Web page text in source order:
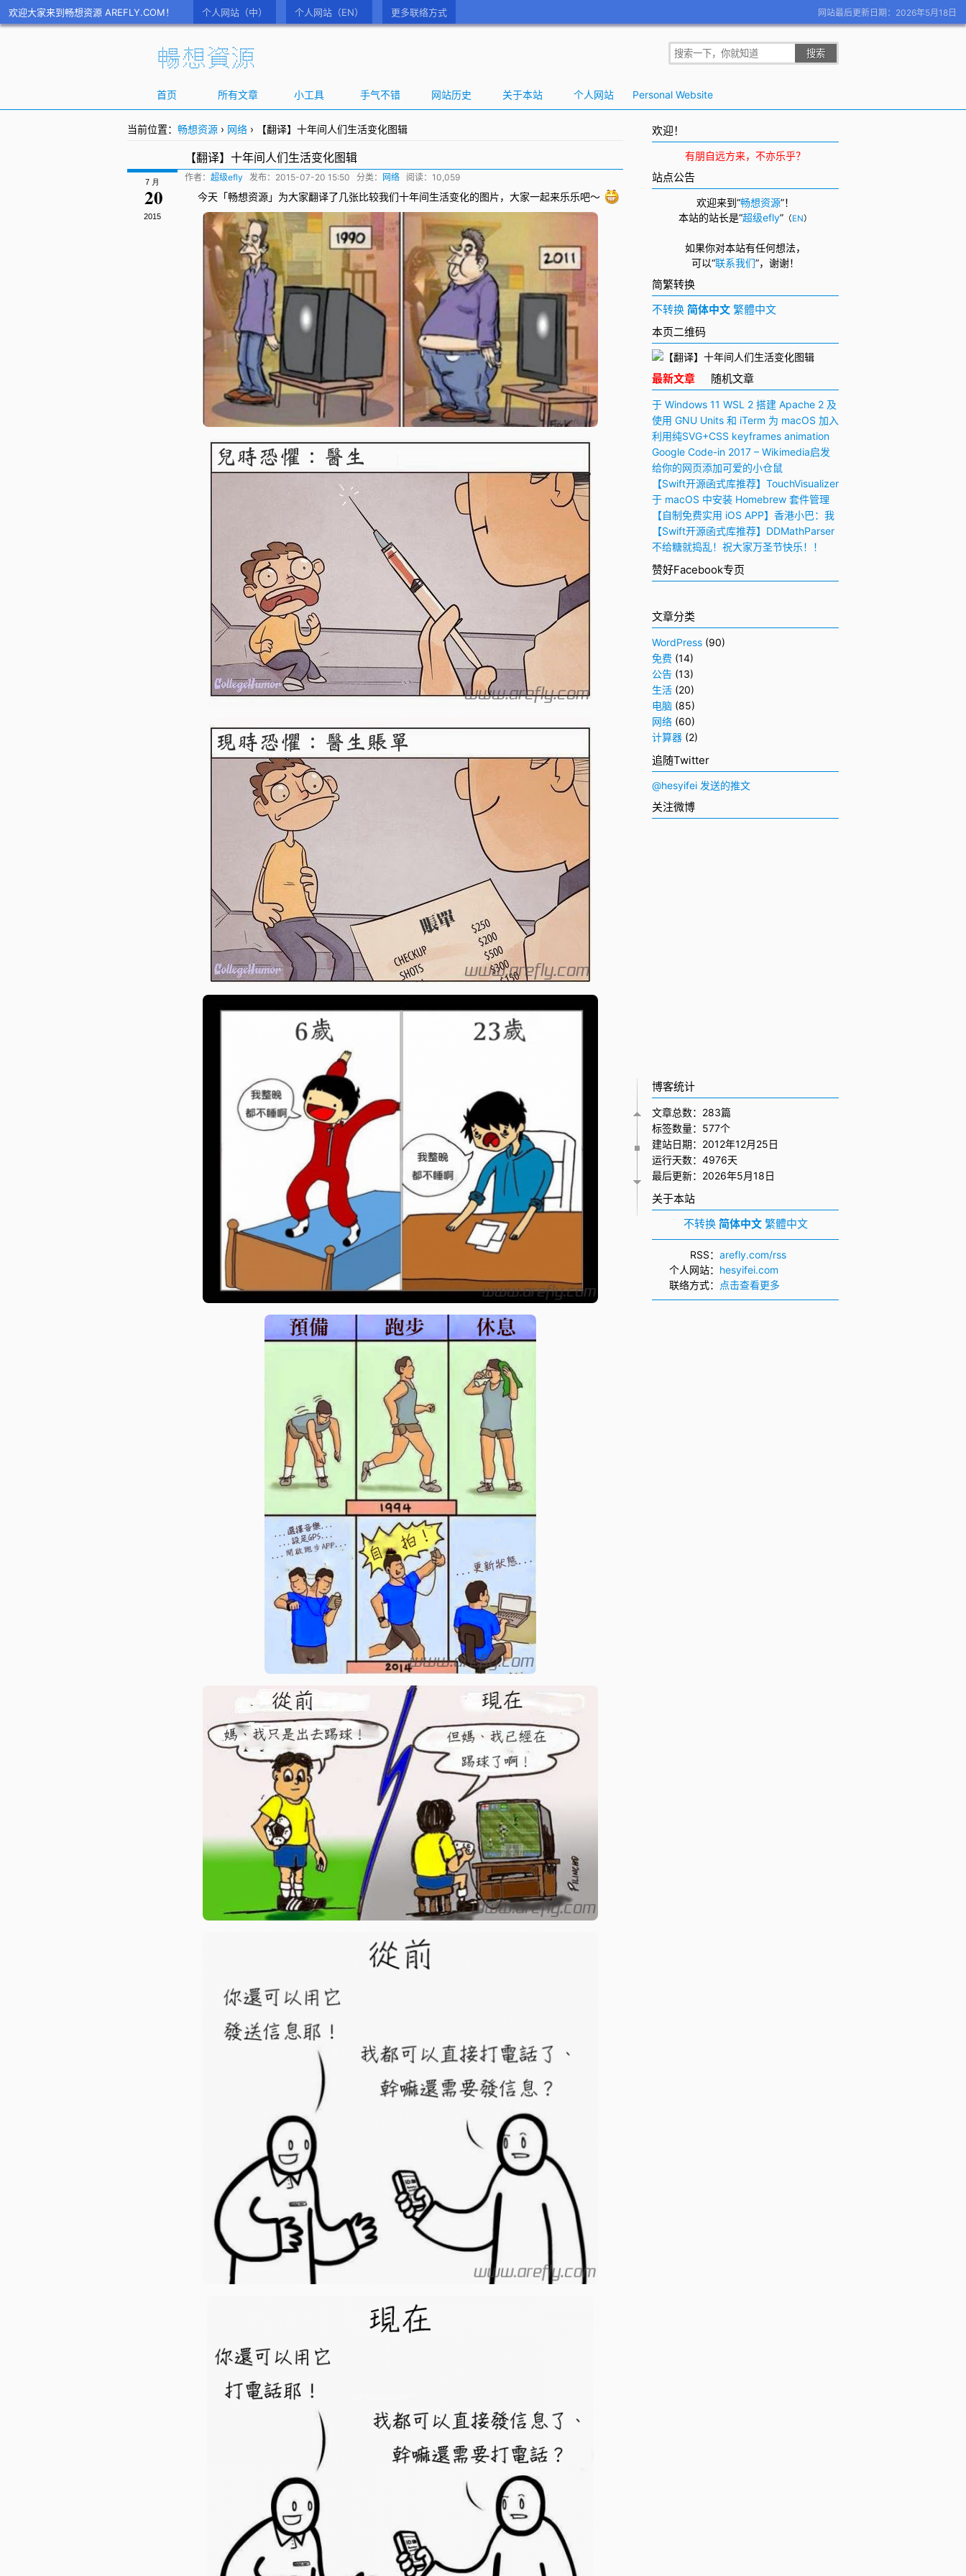
网站最后更新日期：2026年5月18日
欢迎大家来到畅想资源 AREFLY.COM！ 个人网站（中） 个人网站（EN） 更多联络方式
首页 所有文章 小工具 手气不错 网站历史 关于本站 个人网站 Personal Website
当前位置： 畅想资源 › 网络 › 【翻译】十年间人们生活变化图辑
【翻译】十年间人们生活变化图辑
7 月
20
2015
作者： 超级efly 发布： 2015-07-20 15:50 分类： 网络 阅读：10,059
今天「畅想资源」为大家翻译了几张比较我们十年间生活变化的图片，大家一起来乐乐吧～
欢迎！
有朋自远方来，不亦乐乎？
站点公告
欢迎来到“畅想资源”！
本站的站长是“超级efly” （EN）
如果你对本站有任何想法，
可以“联系我们”， 谢谢！
简繁转换
不转换 简体中文 繁體中文
本页二维码
最新文章 随机文章
于 Windows 11 WSL 2 搭建 Apache 2 及
PHP 7 开发环境
使用 GNU Units 和 iTerm 为 macOS 加入
快捷多功能计算器
利用纯SVG+CSS keyframes animation
动画实现手写毛笔字（书法）效果
Google Code-in 2017 – Wikimedia启发
与感想
给你的网页添加可爱的小仓鼠
【Swift开源函式库推荐】TouchVisualizer
– 于屏幕上显示你所触摸的位置
于 macOS 中安装 Homebrew 套件管理
工具
【自制免费实用 iOS APP】香港小巴：我
要下车！
【Swift开源函式库推荐】DDMathParser
– 通过文字表达式（算式）计算结果
不给糖就捣乱！祝大家万圣节快乐！！
赞好Facebook专页
文章分类
WordPress (90)
免费 (14)
公告 (13)
生活 (20)
电脑 (85)
网络 (60)
计算器 (2)
追随Twitter
@hesyifei 发送的推文
关注微博
博客统计
文章总数：283篇
标签数量：577个
建站日期：2012年12月25日
运行天数：4976天
最后更新：2026年5月18日
关于本站
不转换 简体中文 繁體中文
RSS： arefly.com/rss
个人网站： hesyifei.com
联络方式： 点击查看更多